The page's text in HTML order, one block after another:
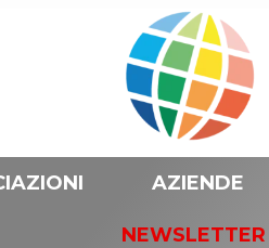
AZIENDE
NEWSLETTER